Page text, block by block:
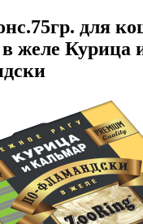
для
в желе Курица